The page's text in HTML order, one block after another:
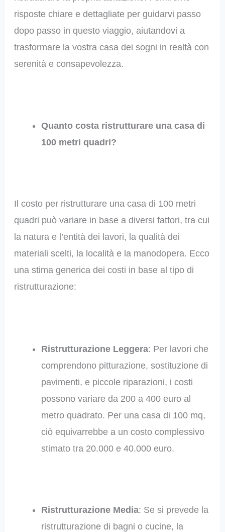
risposte chiare e dettagliate per guidarvi passo
dopo passo in questo viaggio, aiutandovi a
trasformare la vostra casa dei sogni in realtà con
serenità e consapevolezza.
Quanto costa ristrutturare una casa di
100 metri quadri?
Il costo per ristrutturare una casa di 100 metri
quadri può variare in base a diversi fattori, tra cui
la natura e l’entità dei lavori, la qualità dei
materiali scelti, la località e la manodopera. Ecco
una stima generica dei costi in base al tipo di
ristrutturazione:
Ristrutturazione Leggera: Per lavori che
comprendono pitturazione, sostituzione di
pavimenti, e piccole riparazioni, i costi
possono variare da 200 a 400 euro al
metro quadrato. Per una casa di 100 mq,
ciò equivarrebbe a un costo complessivo
stimato tra 20.000 e 40.000 euro.
Ristrutturazione Media: Se si prevede la
ristrutturazione di bagni o cucine, la